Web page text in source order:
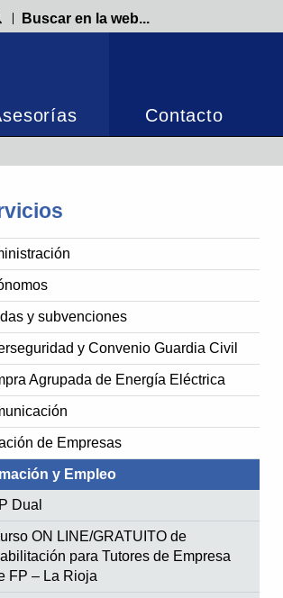
Contacto
y subvenciones
y Convenio Guardia Civil
Agrupada de Energía Eléctrica
de Empresas
y Empleo
Dual
ON LINE/GRATUITO de
para Tutores de Empresa
FP – La Rioja